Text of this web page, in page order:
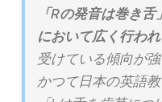
「Rの発音は巻き
において広く行わ
受けている傾向が
かつて日本の英語